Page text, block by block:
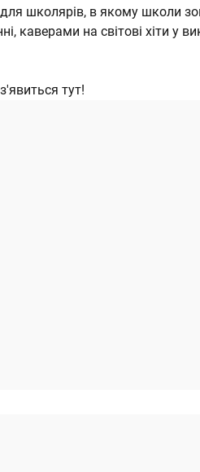
школярів, в якому школи
каверами на світові хіти у
тут!